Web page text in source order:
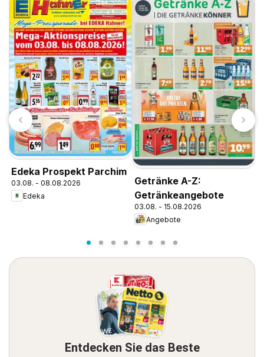
Edeka Prospekt Parchim
03.08. - 08.08.2026
Edeka
Getränke A-Z:
Getränkeangebote
03.08. - 15.08.2026
Angebote
Entdecken Sie das Beste